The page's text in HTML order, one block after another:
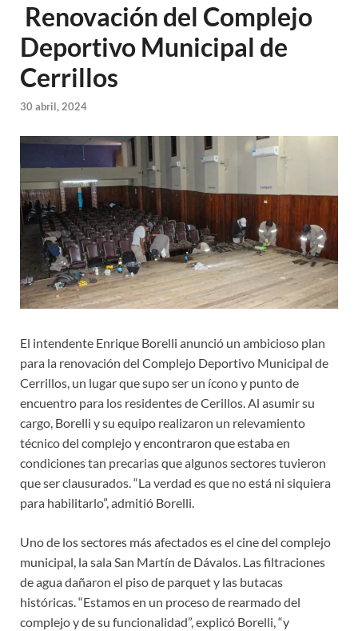
Renovación del Complejo
Deportivo Municipal de
Cerrillos
30 abril, 2024
El intendente Enrique Borelli anunció un ambicioso plan
para la renovación del Complejo Deportivo Municipal de
Cerrillos, un lugar que supo ser un ícono y punto de
encuentro para los residentes de Cerillos. Al asumir su
cargo, Borelli y su equipo realizaron un relevamiento
técnico del complejo y encontraron que estaba en
condiciones tan precarias que algunos sectores tuvieron
que ser clausurados. “La verdad es que no está ni siquiera
para habilitarlo”, admitió Borelli.
Uno de los sectores más afectados es el cine del complejo
municipal, la sala San Martín de Dávalos. Las filtraciones
de agua dañaron el piso de parquet y las butacas
históricas. “Estamos en un proceso de rearmado del
complejo y de su funcionalidad”, explicó Borelli, “y